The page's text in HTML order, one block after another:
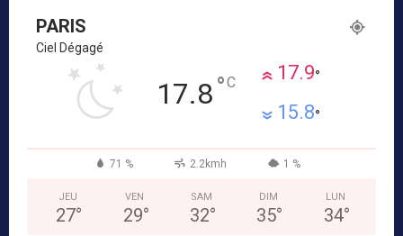
PARIS
Ciel Dégagé
17.8°C 17.9°
15.8°
71 % 2.2kmh 1 %
JEU
27°
VEN
29°
SAM
32°
DIM
35°
LUN
34°